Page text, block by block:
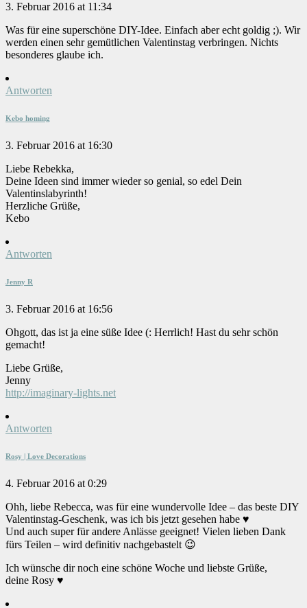
3. Februar 2016 at 11:34
Was für eine superschöne DIY-Idee. Einfach aber echt goldig ;). Wir
werden einen sehr gemütlichen Valentinstag verbringen. Nichts
besonderes glaube ich.
Antworten
Kebo homing
3. Februar 2016 at 16:30
Liebe Rebekka,
Deine Ideen sind immer wieder so genial, so edel Dein
Valentinslabyrinth!
Herzliche Grüße,
Kebo
Antworten
Jenny R
3. Februar 2016 at 16:56
Ohgott, das ist ja eine süße Idee (: Herrlich! Hast du sehr schön
gemacht!
Liebe Grüße,
Jenny
http://imaginary-lights.net
Antworten
Rosy | Love Decorations
4. Februar 2016 at 0:29
Ohh, liebe Rebecca, was für eine wundervolle Idee – das beste DIY
Valentinstag-Geschenk, was ich bis jetzt gesehen habe ♥
Und auch super für andere Anlässe geeignet! Vielen lieben Dank
fürs Teilen – wird definitiv nachgebastelt 😉
Ich wünsche dir noch eine schöne Woche und liebste Grüße,
deine Rosy ♥